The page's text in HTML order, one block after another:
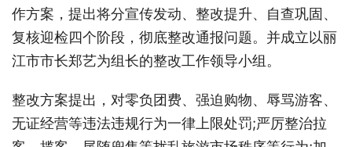
作方案，提出将分宣传发动、整改提升、自查巩固、
复核迎检四个阶段，彻底整改通报问题。并成立以丽
江市市长郑艺为组长的整改工作领导小组。
整改方案提出，对零负团费、强迫购物、辱骂游客、
无证经营等违法违规行为一律上限处罚;严厉整治拉